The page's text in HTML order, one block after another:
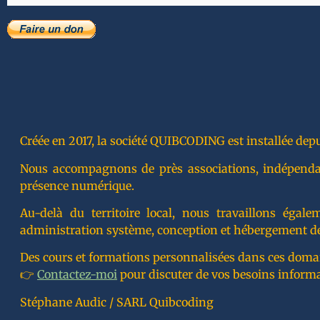
Créée en 2017, la société QUIBCODING est installée
Nous accompagnons de près associations,
présence numérique.
Au-delà du territoire local, nous travaillons
administration système, conception et hébergement
Des cours et formations personnalisées dans ces
👉 Contactez-moi pour discuter de vos besoins
Stéphane Audic / SARL Quibcoding